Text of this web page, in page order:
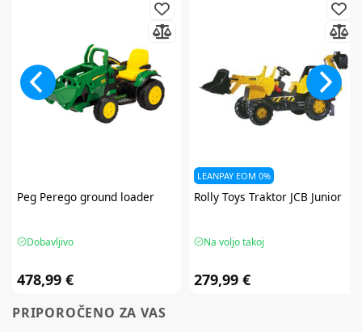
Peg Peregoground loader
Dobavljivo
478,99 €
LEANPAY EOM 0%
Rolly Toys Traktor JCB Junior
Na voljo takoj
279,99 €
PRIPOROČENO ZA VAS